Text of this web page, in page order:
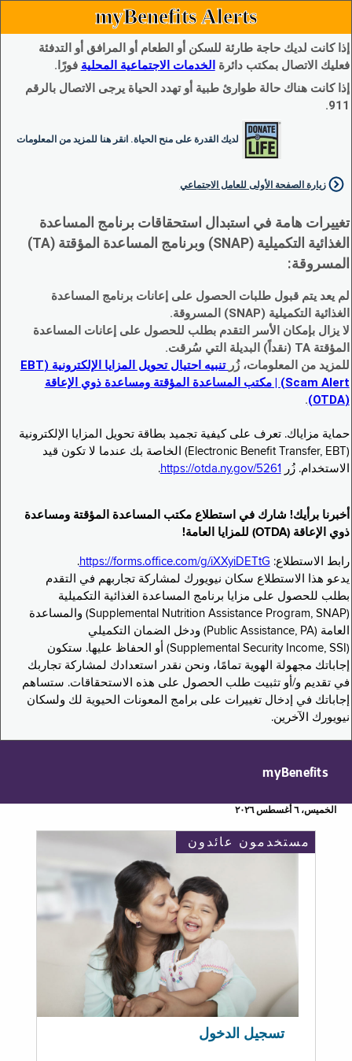
myBenefits Alerts
إذا كانت لديك حاجة طارئة للسكن أو الطعام أو المرافق أو التدفئة
فعليك الاتصال بمكتب دائرة الخدمات الاجتماعية المحلية فورًا.
إذا كانت هناك حالة طوارئ طبية أو تهدد الحياة يرجى الاتصال بالرقم
911.
لديك القدرة على منح الحياة. انقر هنا للمزيد من المعلومات
زيارة الصفحة الأولى للعامل الاجتماعي
تغييرات هامة في استبدال استحقاقات برنامج المساعدة
الغذائية التكميلية (SNAP) وبرنامج المساعدة المؤقتة (TA)
المسروقة:
لم يعد يتم قبول طلبات الحصول على إعانات برنامج المساعدة
الغذائية التكميلية (SNAP) المسروقة.
لا يزال بإمكان الأسر التقدم بطلب للحصول على إعانات المساعدة
المؤقتة TA (نقداً) البديلة التي سُرقت.
للمزيد من المعلومات، زُر
تنبيه احتيال تحويل المزايا الإلكترونية (EBT
Scam Alert) | مكتب المساعدة المؤقتة ومساعدة ذوي الإعاقة
(OTDA)
.
حماية مزاياك. تعرف على كيفية تجميد بطاقة تحويل المزايا الإلكترونية
(Electronic Benefit Transfer, EBT) الخاصة بك عندما لا تكون قيد
الاستخدام. زُر
https://otda.ny.gov/5261
.
أخبرنا برأيك! شارك في استطلاع مكتب المساعدة المؤقتة ومساعدة
ذوي الإعاقة (OTDA) للمزايا العامة!
رابط الاستطلاع: https://forms.office.com/g/iXXyiDETtG
.
يدعو هذا الاستطلاع سكان نيويورك لمشاركة تجاربهم في التقدم
بطلب للحصول على مزايا برنامج المساعدة الغذائية التكميلية
(Supplemental Nutrition Assistance Program, SNAP) والمساعدة
العامة (Public Assistance, PA) ودخل الضمان التكميلي
(Supplemental Security Income, SSI) أو الحفاظ عليها. ستكون
إجاباتك مجهولة الهوية تمامًا، ونحن نقدر استعدادك لمشاركة تجاربك
في تقديم و/أو تثبيت طلب الحصول على هذه الاستحقاقات. ستساهم
إجاباتك في إدخال تغييرات على برامج المعونات الحيوية لك ولسكان
نيويورك الآخرين.
myBenefits
الخميس، ٦ أغسطس ٢٠٢٦
مستخدمون عائدون
تسجيل الدخول